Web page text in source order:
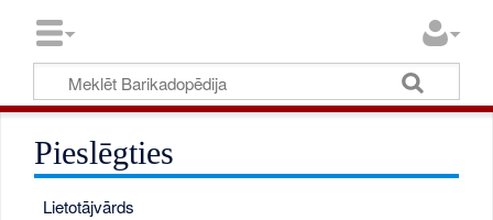
Pieslēgties
Lietotājvārds